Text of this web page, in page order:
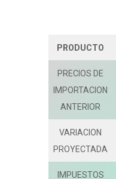
PRODUCTO
PRECIOS DE
IMPORTACION
ANTERIOR
VARIACION
PROYECTADA
IMPUESTOS